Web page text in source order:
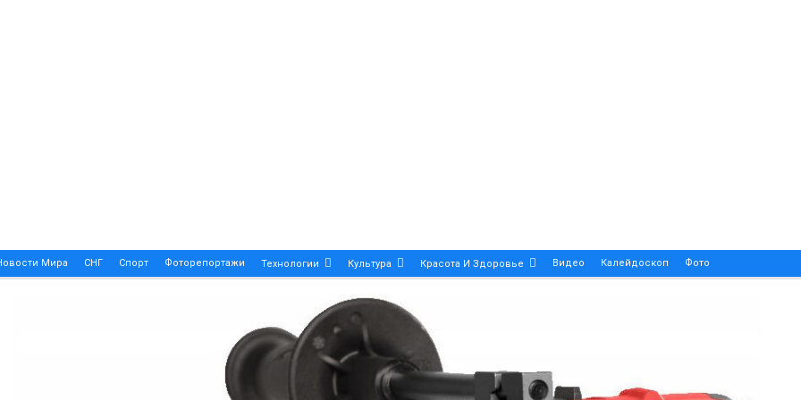
Мира СНГ Спорт Фоторепортажи Технологии Культура Красота И Здоровье Видео Калейдоскоп Фото